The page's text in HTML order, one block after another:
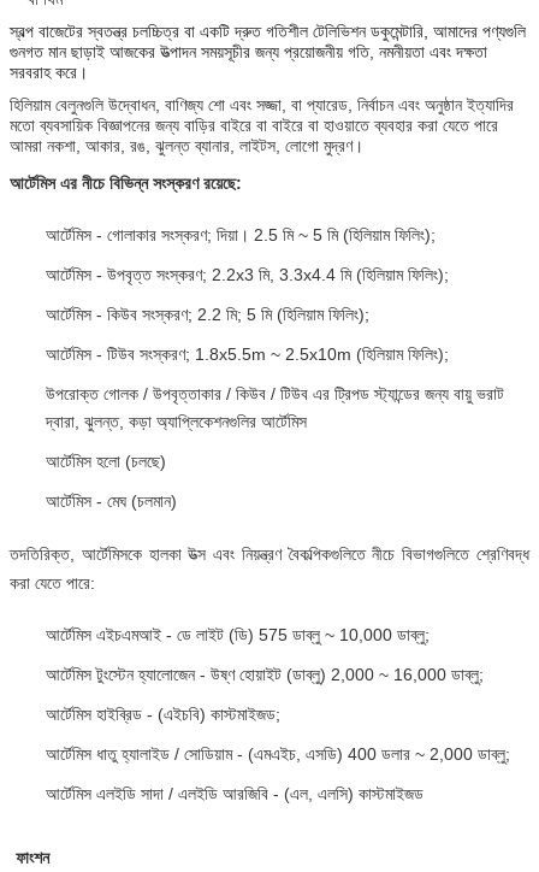
স্বল্প বাজেটের স্বতন্ত্র চলচ্চিত্র বা একটি দ্রুত গতিশীল টেলিভিশন ডকুমেন্টারি, আমাদের পণ্যগুলি
গুনগত মান ছাড়াই আজকের উত্পাদন সময়সূচীর জন্য প্রয়োজনীয় গতি, নমনীয়তা এবং দক্ষতা
সরবরাহ করে।
হিলিয়াম বেলুনগুলি উদ্বোধন, বাণিজ্য শো এবং সজ্জা, বা প্যারেড, নির্বাচন এবং অনুষ্ঠান ইত্যাদির
মতো ব্যবসায়িক বিজ্ঞাপনের জন্য বাড়ির বাইরে বা বাইরে বা হাওয়াতে ব্যবহার করা যেতে পারে
আমরা নকশা, আকার, রঙ, ঝুলন্ত ব্যানার, লাইটস, লোগো মুদ্রণ।
আর্টেমিস এর নীচে বিভিন্ন সংস্করণ রয়েছে:
আর্টেমিস - গোলাকার সংস্করণ; দিয়া। 2.5 মি ~ 5 মি (হিলিয়াম ফিলিং);
আর্টেমিস - উপবৃত্ত সংস্করণ; 2.2x3 মি, 3.3x4.4 মি (হিলিয়াম ফিলিং);
আর্টেমিস - কিউব সংস্করণ; 2.2 মি; 5 মি (হিলিয়াম ফিলিং);
আর্টেমিস - টিউব সংস্করণ; 1.8x5.5m ~ 2.5x10m (হিলিয়াম ফিলিং);
উপরোক্ত গোলক / উপবৃত্তাকার / কিউব / টিউব এর ট্রিপড স্ট্যান্ডের জন্য বায়ু ভরাট
দ্বারা, ঝুলন্ত, কড়া অ্যাপ্লিকেশনগুলির আর্টেমিস
আর্টেমিস হলো (চলছে)
আর্টেমিস - মেঘ (চলমান)
তদতিরিক্ত, আর্টেমিসকে হালকা উত্স এবং নিয়ন্ত্রণ বৈকল্পিকগুলিতে নীচে বিভাগগুলিতে শ্রেণিবদ্ধ
করা যেতে পারে:
আর্টেমিস এইচএমআই - ডে লাইট (ডি) 575 ডাব্লু ~ 10,000 ডাব্লু;
আর্টেমিস টুংস্টেন হ্যালোজেন - উষ্ণ হোয়াইট (ডাব্লু) 2,000 ~ 16,000 ডাব্লু;
আর্টেমিস হাইব্রিড - (এইচবি) কাস্টমাইজড;
আর্টেমিস ধাতু হ্যালাইড / সোডিয়াম - (এমএইচ, এসডি) 400 ডলার ~ 2,000 ডাব্লু;
আর্টেমিস এলইডি সাদা / এলইডি আরজিবি - (এল, এলসি) কাস্টমাইজড
ফাংশন